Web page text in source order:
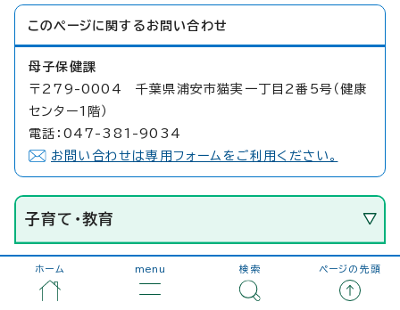
このページに関する お問い合わせ
母子保健課
〒279-0004 千葉県浦安市猫実一丁目2番5号（健康
センター1階）
電話：047-381-9034
お問い合わせは専用フォームをご利用ください。
子育て・教育
ホーム menu 検索 ページの先頭